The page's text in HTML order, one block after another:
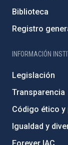
Biblioteca
Registro
INFORMACIÓN
Legislación
Transparencia
Código ético
Igualdad y